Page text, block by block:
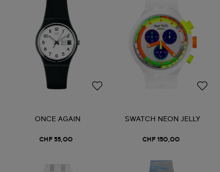
ONCE AGAIN
CHF 55,00
SWATCH NEON JELLY
CHF 150,00